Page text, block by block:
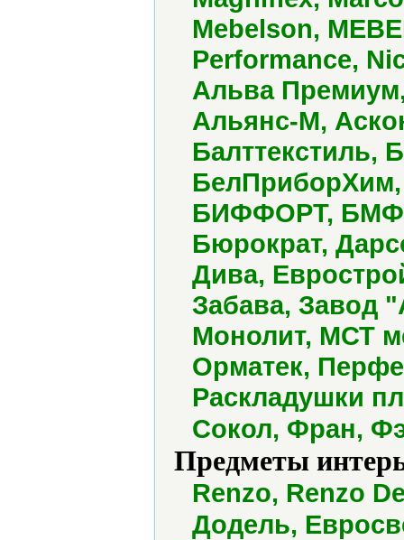
Mebelson,
Performance,
Альва
Альянс-М,
Балттекстиль,
БИФФОРТ, БМФ,
Бюрократ,
Дива,
Забава, Завод
Монолит, МСТ
Орматек,
Раскладушки
Сокол, Фран,
Предметы
Renzo, Renzo
Додель,